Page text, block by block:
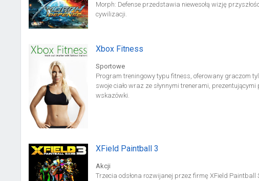
Morph: Defense przedstawia niewesołą wizję
cywilizacji.
Xbox Fitness
Sportowe
Program treningowy typu fitness, oferowany graczom
swoje ciało wraz ze słynnymi trenerami,
wskazówki.
XField Paintball 3
Akcji
Trzecia odsłona rozwijanej przez firmę XField